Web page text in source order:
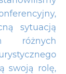
sytuacją
różnych
swoją rolę,